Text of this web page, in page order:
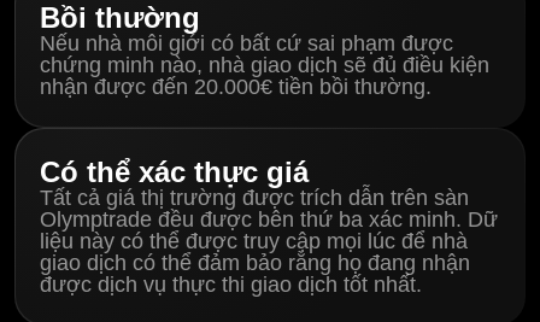
Bồi thường
Nếu nhà môi giới có bất cứ sai phạm được
chứng minh nào, nhà giao dịch sẽ đủ điều kiện
nhận được đến 20.000€ tiền bồi thường.
Có thể xác thực giá
Tất cả giá thị trường được trích dẫn trên sàn
Olymptrade đều được bên thứ ba xác minh. Dữ
liệu này có thể được truy cập mọi lúc để nhà
giao dịch có thể đảm bảo rằng họ đang nhận
được dịch vụ thực thi giao dịch tốt nhất.